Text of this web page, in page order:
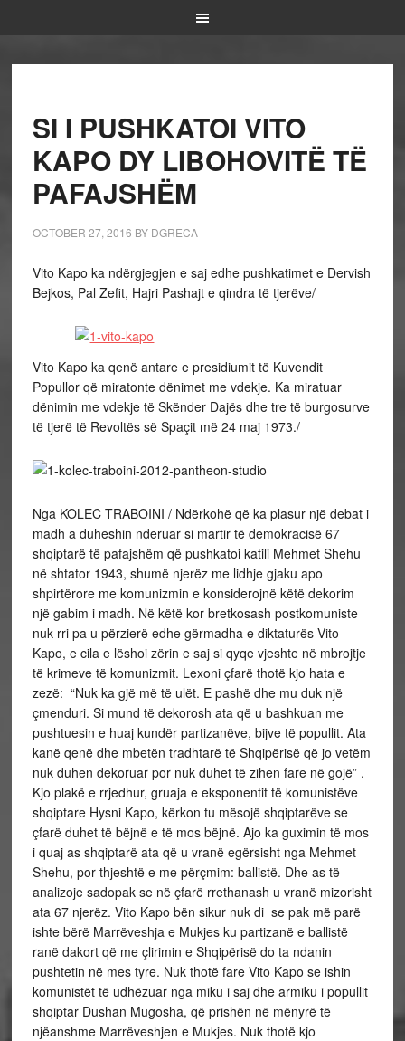
SI I PUSHKATOI VITO
KAPO DY LIBOHOVITË TË
PAFAJSHËM
OCTOBER 27, 2016 BY DGRECA
Vito Kapo ka ndërgjegjen e saj edhe pushkatimet e Dervish
Bejkos, Pal Zefit, Hajri Pashajt e qindra të tjerëve/
Vito Kapo ka qenë antare e presidiumit të Kuvendit
Popullor që miratonte dënimet me vdekje. Ka miratuar
dënimin me vdekje të Skënder Dajës dhe tre të burgosurve
të tjerë të Revoltës së Spaçit më 24 maj 1973./
Nga KOLEC TRABOINI / Ndërkohë që ka plasur një debat i
madh a duheshin nderuar si martir të demokracisë 67
shqiptarë të pafajshëm që pushkatoi katili Mehmet Shehu
në shtator 1943, shumë njerëz me lidhje gjaku apo
shpirtërore me komunizmin e konsiderojnë këtë dekorim
një gabim i madh. Në këtë kor bretkosash postkomuniste
nuk rri pa u përzierë edhe gërmadha e diktaturës Vito
Kapo, e cila e lëshoi zërin e saj si qyqe vjeshte në mbrojtje
të krimeve të komunizmit. Lexoni çfarë thotë kjo hata e
zezë: “Nuk ka gjë më të ulët. E pashë dhe mu duk një
çmenduri. Si mund të dekorosh ata që u bashkuan me
pushtuesin e huaj kundër partizanëve, bijve të popullit. Ata
kanë qenë dhe mbetën tradhtarë të Shqipërisë që jo vetëm
nuk duhen dekoruar por nuk duhet të zihen fare në gojë” .
Kjo plakë e rrjedhur, gruaja e eksponentit të komunistëve
shqiptare Hysni Kapo, kërkon tu mësojë shqiptarëve se
çfarë duhet të bëjnë e të mos bëjnë. Ajo ka guximin të mos
i quaj as shqiptarë ata që u vranë egërsisht nga Mehmet
Shehu, por thjeshtë e me përçmim: ballistë. Dhe as të
analizoje sadopak se në çfarë rrethanash u vranë mizorisht
ata 67 njerëz. Vito Kapo bën sikur nuk di se pak më parë
ishte bërë Marrëveshja e Mukjes ku partizanë e ballistë
ranë dakort që me çlirimin e Shqipërisë do ta ndanin
pushtetin në mes tyre. Nuk thotë fare Vito Kapo se ishin
komunistët të udhëzuar nga miku i saj dhe armiku i popullit
shqiptar Dushan Mugosha, që prishën në mënyrë të
njëanshme Marrëveshjen e Mukjes. Nuk thotë kjo